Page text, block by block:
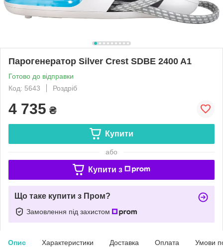
Парогенератор Silver Crest SDBE 2400 A1
Готово до відправки
Код: 5643
Роздріб
4 735 ₴
Купити
або
Купити з
Що таке купити з Пром?
Замовлення під захистом
Опис Характеристики Доставка Оплата Умови